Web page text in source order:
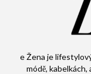
e Žena je
módě,